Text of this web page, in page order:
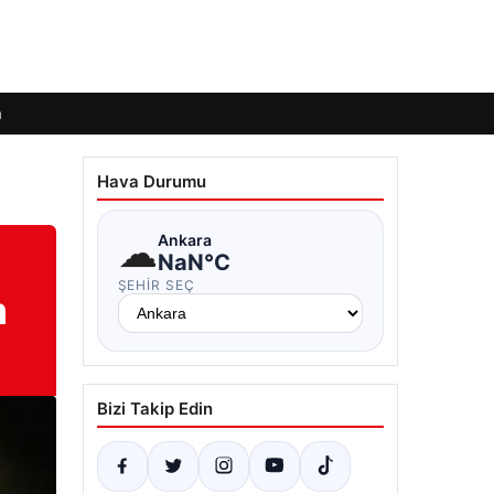
Hava Durumu
☁Ankara
NaN°C
ŞEHIR SEÇ
Bizi Takip Edin